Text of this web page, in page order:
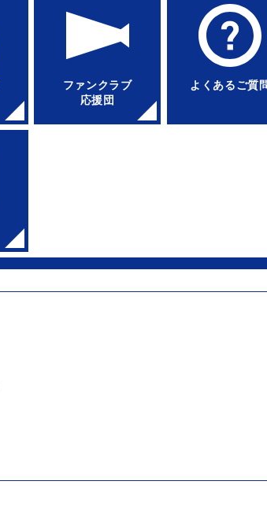
ファンクラブ
応援団
よくあるご質